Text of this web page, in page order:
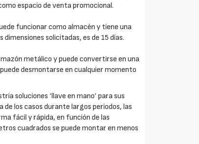
espacio de venta promocional.
funcionar como almacén y tiene una
solicitadas, es de 15 días.
metálico y puede convertirse en una
desmontarse en cualquier momento
soluciones ‘llave en mano’ para sus
de los casos durante largos periodos, las
fácil y rápida, en función de las
cuadrados se puede montar en menos